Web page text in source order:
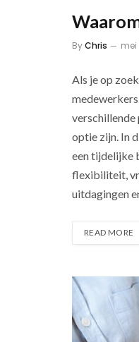
ByChris mei
Als je op
verschillende
optie zijn. In
een tijdelijke
flexibiliteit,
uitdagingen
READ MORE